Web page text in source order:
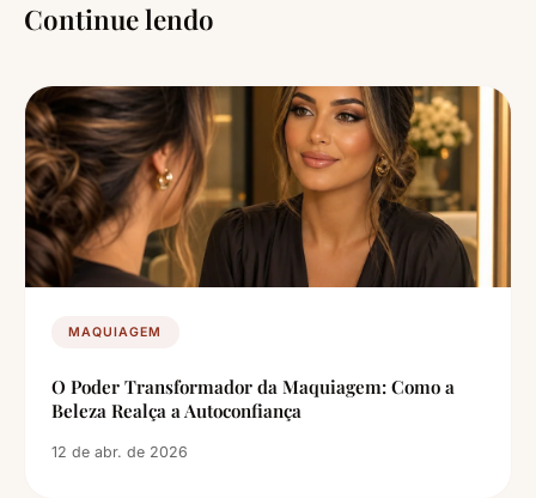
Continue lendo
MAQUIAGEM
O Poder Transformador da Maquiagem: Como a
Beleza Realça a Autoconfiança
12 de abr. de 2026